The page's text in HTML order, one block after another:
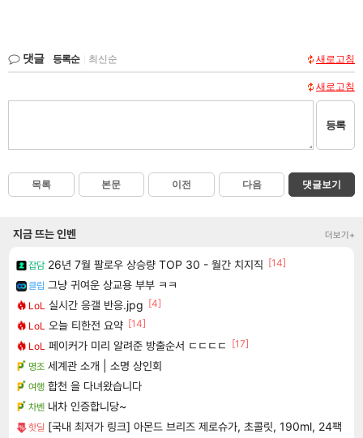
댓글 등록순 최신순 새로고침
새로고침
등록
목록 본문 이전 다음 댓글보기
지금 뜨는 인벤 더보기+
잡담 26년 7월 팔로우 상승량 TOP 30 - 월간 치지직 [14]
클립 그냥 귀여운 상교용 부부 ㅋㅋ
LoL 실시간 응갤 반응.jpg [4]
LoL 오늘 티한전 요약 [14]
LoL 페이커가 미리 알려준 방출순서 ㄷㄷㄷㄷ
[17]
명조 세계관 소개 | 소명 상인회
여행 합천 을 다녀왔습니다
차벤 내차 인증합니당~
핫딜 [국내 최저가 링크] 아몬드 브리즈 제로슈가, 초콜릿, 190ml, 24팩